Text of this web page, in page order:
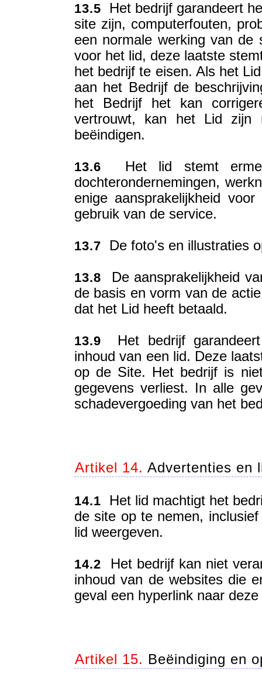
13.5 Het bedrijf garandeert
site zijn, computerfouten,
een normale werking van de
voor het lid, deze laatste
het bedrijf te eisen. Als het
aan het Bedrijf de
het Bedrijf het kan
vertrouwt, kan het Lid zijn
beëindigen.
13.6 Het lid stemt
dochterondernemingen,
enige aansprakelijkheid
gebruik van de service.
13.7 De foto's en illustraties
13.8 De aansprakelijkheid
de basis en vorm van de
dat het Lid heeft betaald.
13.9 Het bedrijf
inhoud van een lid. Deze
op de Site. Het bedrijf is
gegevens verliest. In alle
schadevergoeding van het
Artikel 14. Advertenties en
14.1 Het lid machtigt het
de site op te nemen,
lid weergeven.
14.2 Het bedrijf kan niet
inhoud van de websites die
geval een hyperlink naar
Artikel 15. Beëindiging en